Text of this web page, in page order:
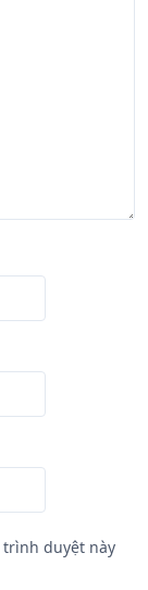
duyệt này